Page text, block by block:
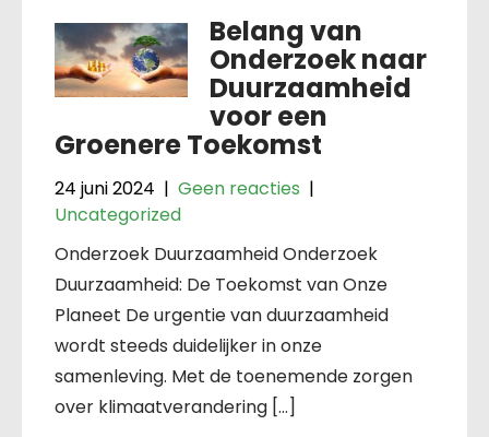
Belang van
Onderzoek naar
Duurzaamheid
voor een
Groenere Toekomst
24 juni 2024 | Geen reacties |
Uncategorized
Onderzoek Duurzaamheid Onderzoek
Duurzaamheid: De Toekomst van Onze
Planeet De urgentie van duurzaamheid
wordt steeds duidelijker in onze
samenleving. Met de toenemende zorgen
over klimaatverandering […]